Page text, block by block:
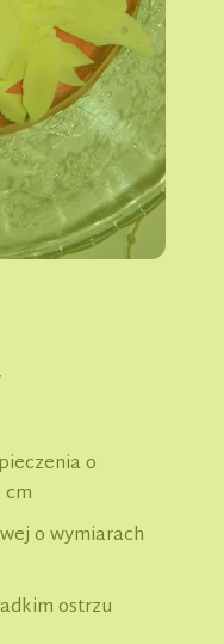
o
o wymiarach
ostrzu